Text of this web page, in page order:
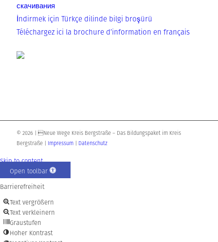
скачивания
İnd­irm­ek için Tür­k­çe dilin­de bil­gi broşürü
Télé­char­gez ici la brochu­re d’in­for­ma­ti­on en français
© 2026 | Neue Wege Kreis Bergstraße – Das Bildungspaket im Kreis
Bergstraße | Impressum| Datenschutz
Skip to content
Open toolbar
Barrierefreiheit
Text vergrößern
Text verkleinern
Graustufen
Hoher Kontrast